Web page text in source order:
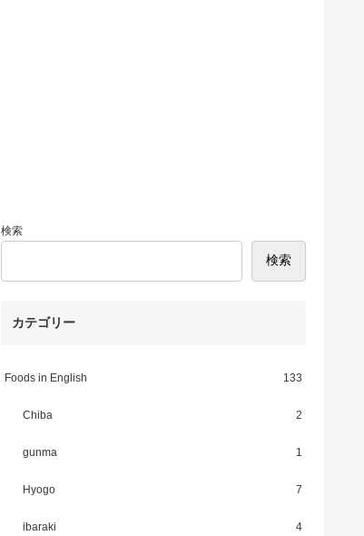
検索
検索
カテゴリー
Foods in English 133
Chiba 2
gunma 1
Hyogo 7
ibaraki 4